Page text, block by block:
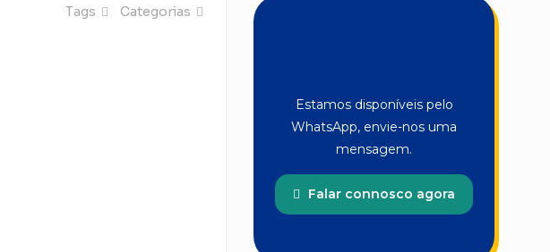
Categorias
Tags
Estamos disponíveis pelo
WhatsApp, envie-nos uma
mensagem.
Falar connosco agora